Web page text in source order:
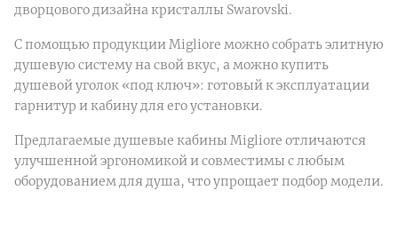
дворцового дизайна кристаллы Swarovski.
С помощью продукции Migliore можно собрать элитную
душевую систему на свой вкус, а можно купить
душевой уголок «под ключ»: готовый к эксплуатации
гарнитур и кабину для его установки.
Предлагаемые душевые кабины Migliore отличаются
улучшенной эргономикой и совместимы с любым
оборудованием для душа, что упрощает подбор модели.